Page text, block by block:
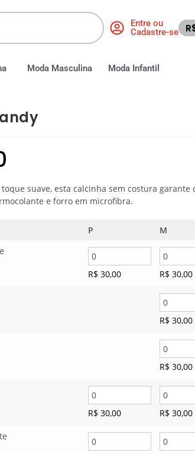
Entre ou
Cadastre-se
Moda Masculina Moda Infantil
suave, esta calcinha sem costura
e forro em microfibra.
P M
R$ 30,00 R$ 30,00
R$ 30,00
R$ 30,00
R$ 30,00 R$ 30,00